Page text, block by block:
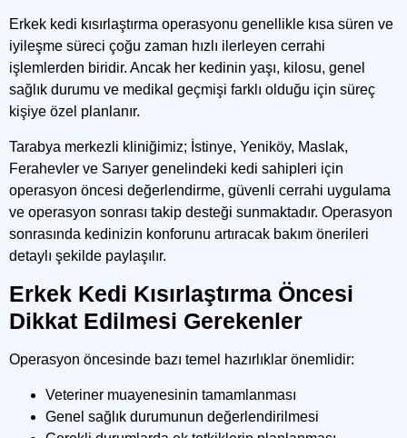
Erkek kedi kısırlaştırma operasyonu genellikle kısa süren ve
iyileşme süreci çoğu zaman hızlı ilerleyen cerrahi
işlemlerden biridir. Ancak her kedinin yaşı, kilosu, genel
sağlık durumu ve medikal geçmişi farklı olduğu için süreç
kişiye özel planlanır.
Tarabya merkezli kliniğimiz; İstinye, Yeniköy, Maslak,
Ferahevler ve Sarıyer genelindeki kedi sahipleri için
operasyon öncesi değerlendirme, güvenli cerrahi uygulama
ve operasyon sonrası takip desteği sunmaktadır. Operasyon
sonrasında kedinizin konforunu artıracak bakım önerileri
detaylı şekilde paylaşılır.
Erkek Kedi Kısırlaştırma Öncesi
Dikkat Edilmesi Gerekenler
Operasyon öncesinde bazı temel hazırlıklar önemlidir:
Veteriner muayenesinin tamamlanması
Genel sağlık durumunun değerlendirilmesi